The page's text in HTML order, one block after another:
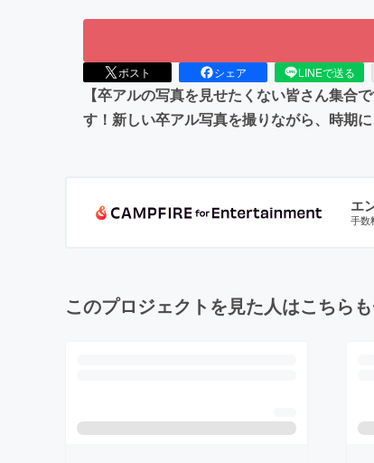
ポスト シェア LINEで送る
【卒アルの写真を見せたくない皆さん集
す！新しい卒アル写真を撮りながら、時期
エ
手数
このプロジェクトを見た人はこちら